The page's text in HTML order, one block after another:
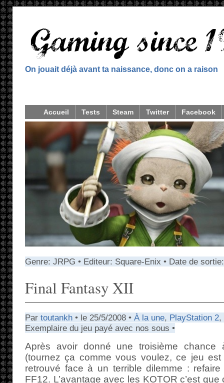
On jouait déjà avant ta naissance, donc on a raison
Accueil Tests Steam Twitter Facebook
Genre: JRPG • Editeur: Square-Enix • Date de
Final Fantasy XII
Par toutankh • le 25/5/2008 • À la une, PlayStation 2,
Exemplaire du jeu payé avec nos sous •
Après avoir donné une troisième
(tournez ça comme vous voulez, ce jeu
retrouvé face à un terrible dilemme :
FF12. L’avantage avec les KOTOR c’est